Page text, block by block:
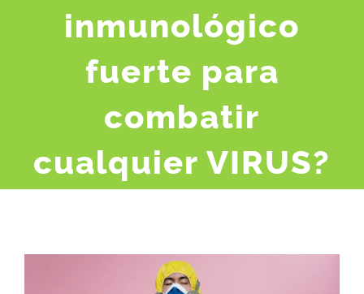
inmunológico
fuerte para
combatir
cualquier VIRUS?